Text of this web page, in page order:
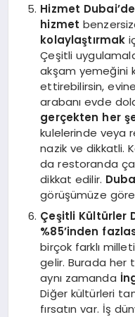
Hizmet
hizmet
kolaylaştırmak
Çeşitli
akşam yemeğini
ettirebilirsin,
arabanı evde
gerçekten her
kulelerinde veya
nazik ve dikkatli.
da restoranda
dikkat edilir.
görüşümüze
Çeşitli Kültürler
%85’inden
birçok farklı
gelir. Burada her
aynı zamanda
Diğer kültürleri
fırsatın var. İş